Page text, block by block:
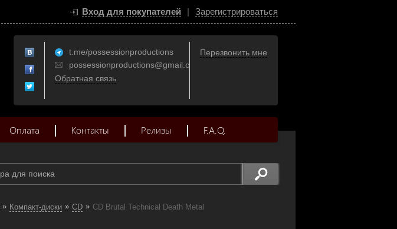
Вход для покупателей | Зарегистрироваться
t.me/possessionproductions
possessionproductions@gmail.com
Обратная связь
Перезвонить мне
Оплата Контакты Релизы F.A.Q.
» Компакт-диски » CD » CD Brutal Technical Death Metal